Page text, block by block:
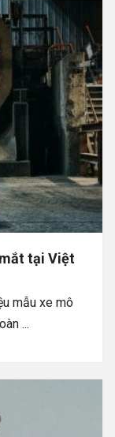
tại Việt
mẫu xe mô
...